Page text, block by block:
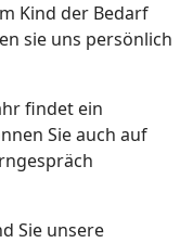
Kind der Bedarf
sie uns persönlich
findet ein
Sie auch auf
Sie unsere